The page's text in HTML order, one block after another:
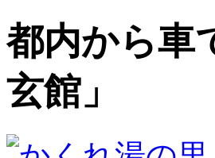
都内から車
玄館」